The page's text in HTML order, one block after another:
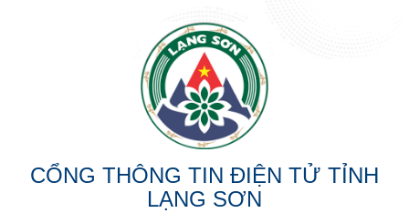
CỔNG THÔNG TIN ĐIỆN TỬ TỈNH
LẠNG SƠN